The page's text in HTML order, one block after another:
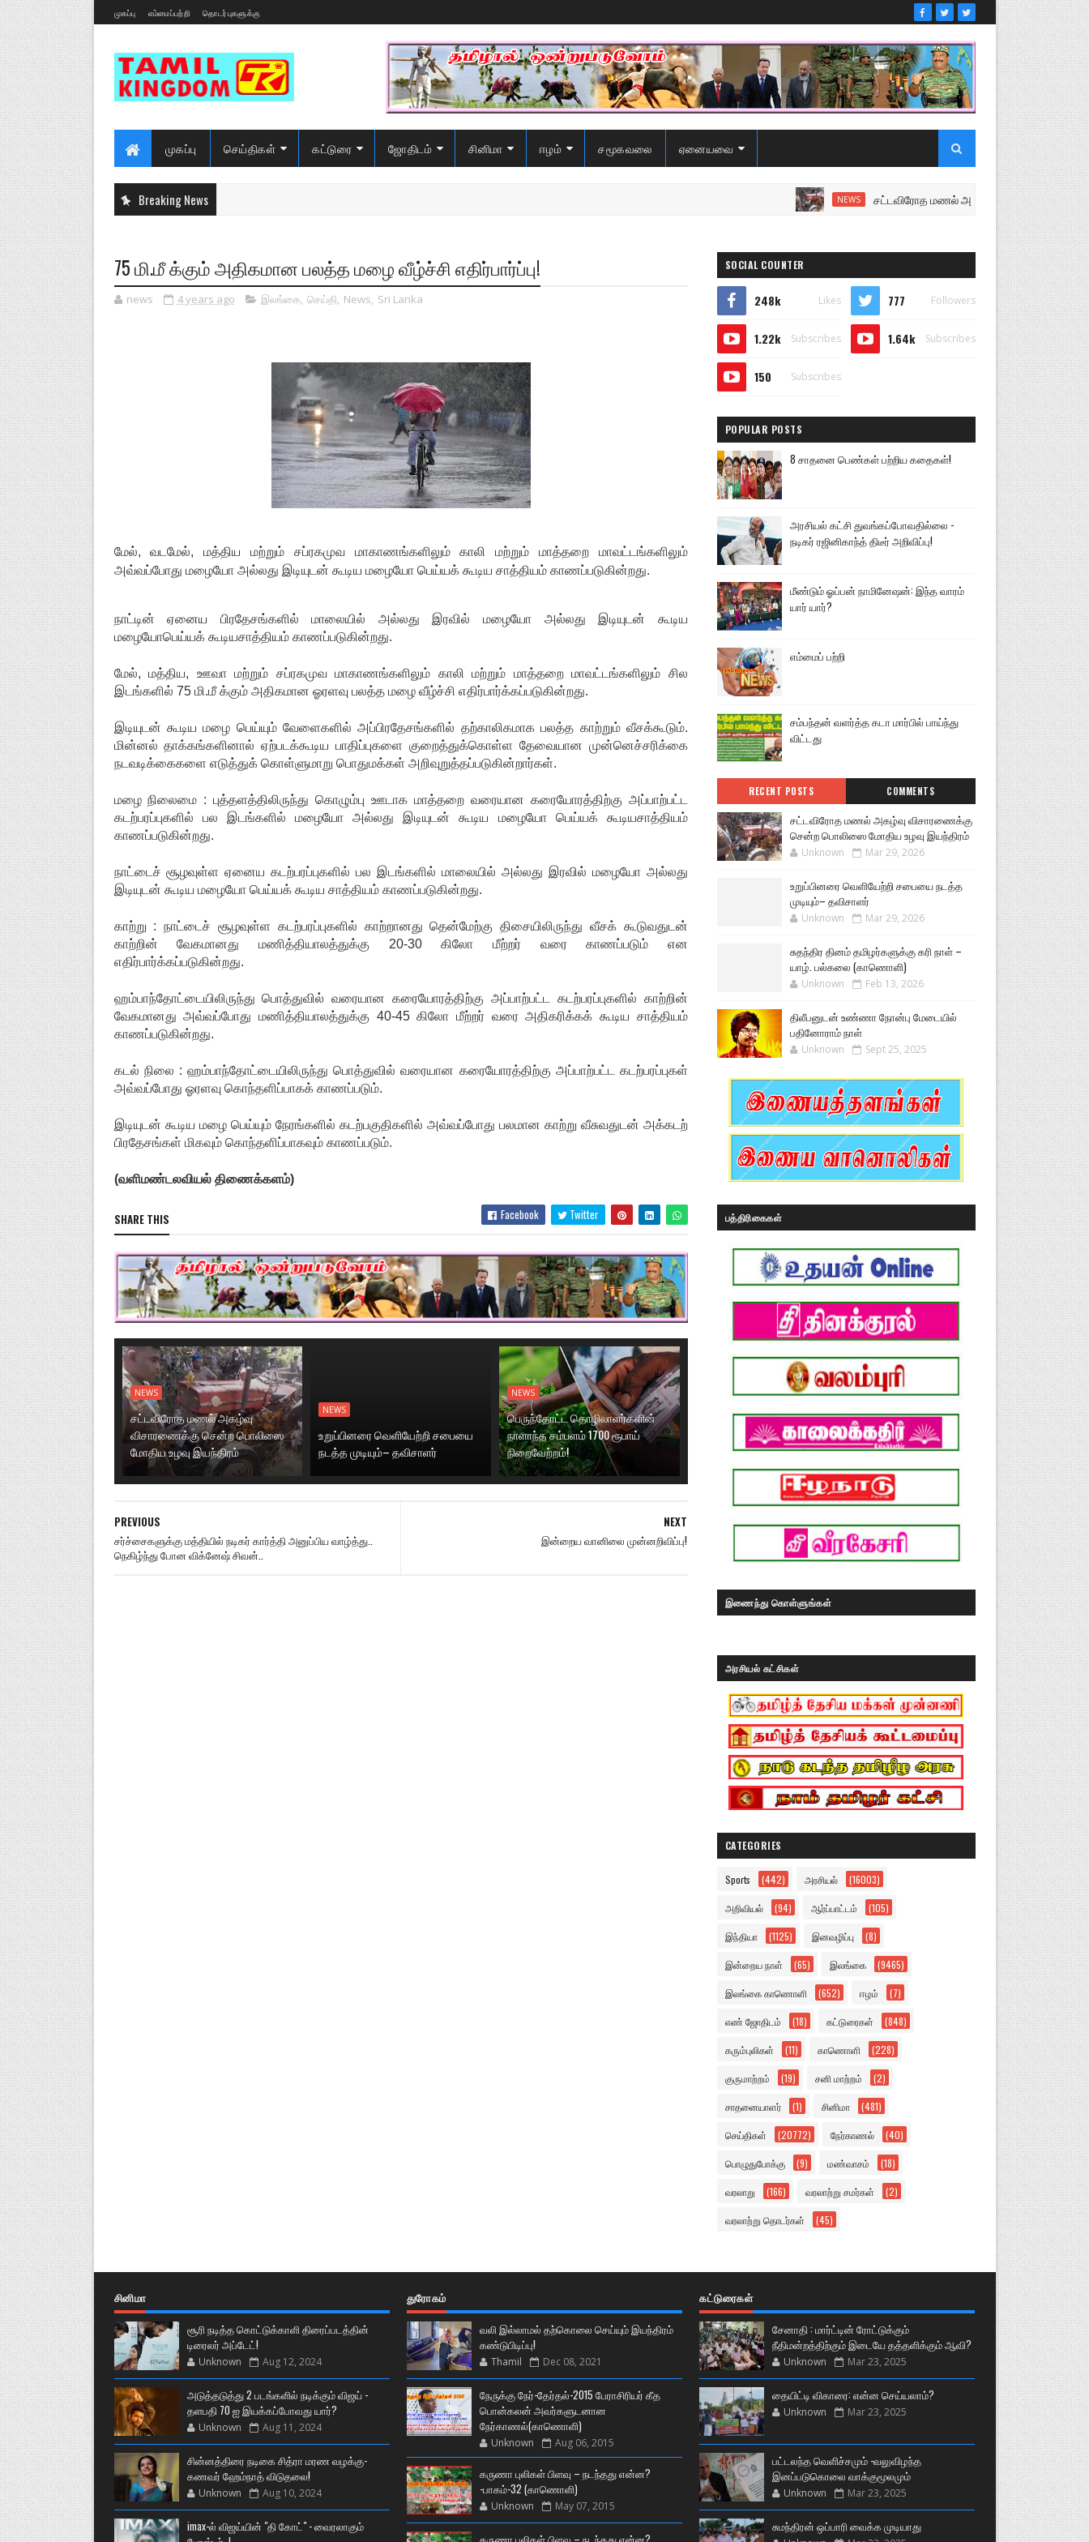
முகப்பு எம்மைப்பற்றி தொடர்புகளுக்கு
முகப்பு செய்திகள் கட்டுரை ஜோதிடம் சினிமா ஈழம் சமூகவலை ஏனையவை
Breaking News NEWS சட்டவிரோத மணல் அகழ்வு விசாரணைக்கு சென்ற
75 மி.மீ க்கும் அதிகமான பலத்த மழை வீழ்ச்சி எதிர்பார்ப்பு!
news 4 years ago இலங்கை, செய்தி, News, Sri Lanka
மேல், வடமேல், மத்திய மற்றும் சப்ரகமுவ மாகாணங்களிலும் காலி மற்றும் மாத்தறை மாவட்டங்களிலும்
அவ்வப்போது மழையோ அல்லது இடியுடன் கூடிய மழையோ பெய்யக் கூடிய சாத்தியம் காணப்படுகின்றது.
நாட்டின் ஏனைய பிரதேசங்களில் மாலையில் அல்லது இரவில் மழையோ அல்லது இடியுடன் கூடிய
மழையோபெய்யக் கூடியசாத்தியம் காணப்படுகின்றது.
மேல், மத்திய, ஊவா மற்றும் சப்ரகமுவ மாகாணங்களிலும் காலி மற்றும் மாத்தறை மாவட்டங்களிலும் சில
இடங்களில் 75 மி.மீ க்கும் அதிகமான ஓரளவு பலத்த மழை வீழ்ச்சி எதிர்பார்க்கப்படுகின்றது.
இடியுடன் கூடிய மழை பெய்யும் வேளைகளில் அப்பிரதேசங்களில் தற்காலிகமாக பலத்த காற்றும் வீசக்கூடும்.
மின்னல் தாக்கங்களினால் ஏற்படக்கூடிய பாதிப்புகளை குறைத்துக்கொள்ள தேவையான முன்னெச்சரிக்கை
நடவடிக்கைகளை எடுத்துக் கொள்ளுமாறு பொதுமக்கள் அறிவுறுத்தப்படுகின்றார்கள்.
மழை நிலைமை : புத்தளத்திலிருந்து கொழும்பு ஊடாக மாத்தறை வரையான கரையோரத்திற்கு அப்பாற்பட்ட
கடற்பரப்புகளில் பல இடங்களில் மழையோ அல்லது இடியுடன் கூடிய மழையோ பெய்யக் கூடியசாத்தியம்
காணப்படுகின்றது.
நாட்டைச் சூழவுள்ள ஏனைய கடற்பரப்புகளில் பல இடங்களில் மாலையில் அல்லது இரவில் மழையோ அல்லது
இடியுடன் கூடிய மழையோ பெய்யக் கூடிய சாத்தியம் காணப்படுகின்றது.
காற்று : நாட்டைச் சூழவுள்ள கடற்பரப்புகளில் காற்றானது தென்மேற்கு திசையிலிருந்து வீசக் கூடுவதுடன்
காற்றின் வேகமானது மணித்தியாலத்துக்கு 20-30 கிலோ மீற்றர் வரை காணப்படும் என
எதிர்பார்க்கப்படுகின்றது.
ஹம்பாந்தோட்டையிலிருந்து பொத்துவில் வரையான கரையோரத்திற்கு அப்பாற்பட்ட கடற்பரப்புகளில் காற்றின்
வேகமானது அவ்வப்போது மணித்தியாலத்துக்கு 40-45 கிலோ மீற்றர் வரை அதிகரிக்கக் கூடிய சாத்தியம்
காணப்படுகின்றது.
கடல் நிலை : ஹம்பாந்தோட்டையிலிருந்து பொத்துவில் வரையான கரையோரத்திற்கு அப்பாற்பட்ட கடற்பரப்புகள்
அவ்வப்போது ஓரளவு கொந்தளிப்பாகக் காணப்படும்.
இடியுடன் கூடிய மழை பெய்யும் நேரங்களில் கடற்பகுதிகளில் அவ்வப்போது பலமான காற்று வீசுவதுடன் அக்கடற்
பிரதேசங்கள் மிகவும் கொந்தளிப்பாகவும் காணப்படும்.
(வளிமண்டலவியல் திணைக்களம்)
SHARE THIS Facebook Twitter
NEWS
சட்டவிரோத மணல் அகழ்வு
விசாரணைக்கு சென்ற பொலிஸை
மோதிய உழவு இயந்திரம்
NEWS
உறுப்பினரை வெளியேற்றி சபையை
நடத்த முடியும்– தவிசாளர்
NEWS
பெருந்தோட்ட தொழிலாளர்களின்
நாளாந்த சம்பளம் 1700 ரூபாய்
நிறைவேற்றம்!
NEXT
இன்றைய வானிலை முன்னறிவிப்பு!
PREVIOUS
சர்ச்சைகளுக்கு மத்தியில் நடிகர் கார்த்தி அனுப்பிய வாழ்த்து..
நெகிழ்ந்து போன விக்னேஷ் சிவன்..
SOCIAL COUNTER
248k Likes 777 Followers
1.22k Subscribes 1.64k Subscribes
150 Subscribes
POPULAR POSTS
8 சாதனை பெண்கள் பற்றிய கதைகள்!
அரசியல் கட்சி துவங்கப்போவதில்லை -
நடிகர் ரஜினிகாந்த் திடீர் அறிவிப்பு!
மீண்டும் ஓப்பன் நாமினேஷன்: இந்த வாரம்
யார் யார்?
எம்மைப் பற்றி
சம்பந்தன் வளர்த்த கடா மார்பில் பாய்ந்து
விட்டது
RECENT POSTS COMMENTS
சட்டவிரோத மணல் அகழ்வு விசாரணைக்கு
சென்ற பொலிஸை மோதிய உழவு இயந்திரம்
Unknown Mar 29, 2026
உறுப்பினரை வெளியேற்றி சபையை நடத்த
முடியும்– தவிசாளர்
Unknown Mar 29, 2026
சுதந்திர தினம் தமிழர்களுக்கு கரி நாள் –
யாழ். பல்கலை (காணொளி)
Unknown Feb 13, 2026
திலீபனுடன் உண்ணா நோன்பு மேடையில்
பதினோராம் நாள்
Unknown Sept 25, 2025
பத்திரிகைகள்
இணைந்து கொள்ளுங்கள்
அரசியல் கட்சிகள்
CATEGORIES
Sports (442) அரசியல் (16003)
அறிவியல் (94) ஆர்ப்பாட்டம் (105)
இந்தியா (1125) இனவழிப்பு (8)
இன்றைய நாள் (65) இலங்கை (9465)
இலங்கை காணொளி (652) ஈழம் (7)
எண் ஜோதிடம் (18) கட்டுரைகள் (848)
கரும்புலிகள் (11) காணொளி (228)
குருமாற்றம் (19) சனி மாற்றம் (2)
சாதனையாளர் (1) சினிமா (481)
செய்திகள் (20772) நேர்காணல் (40)
பொழுதுபோக்கு (9) மண்வாசம் (18)
வரலாறு (166) வரலாற்று சமர்கள் (2)
வரலாற்று தொடர்கள் (45)
சினிமா
சூரி நடித்த கொட்டுக்காளி திரைப்படத்தின்
டிரைலர் அப்டேட்!
Unknown Aug 12, 2024
அடுத்தடுத்து 2 படங்களில் நடிக்கும் விஜய் -
தளபதி 70 ஐ இயக்கப்போவது யார்?
Unknown Aug 11, 2024
சின்னத்திரை நடிகை சித்ரா மரண வழக்கு-
கணவர் ஹேம்நாத் விடுதலை!
Unknown Aug 10, 2024
imax-ல் விஜய்யின் "தி கோட்" - வைரலாகும்
துரோகம்
வலி இல்லாமல் தற்கொலை செய்யும் இயந்திரம்
கண்டுபிடிப்பு!
Thamil Dec 08, 2021
நேருக்கு நேர்-தேர்தல்-2015 பேராசிரியர் கீத
பொன்கலன் அவர்களுடனான
நேர்காணல்(காணொளி)
Unknown Aug 06, 2015
கருணா புலிகள் பிளவு – நடந்தது என்ன?
-பாகம்-32 (காணொளி)
Unknown May 07, 2015
கருணா புலிகள் பிளவு – நடந்தது என்ன?
கட்டுரைகள்
சேனாதி : மார்ட்டின் ரோட்டுக்கும்
நீதிமன்றத்திற்கும் இடையே தத்தளிக்கும் ஆவி?
Unknown Mar 23, 2025
தையிட்டி விகாரை: என்ன செய்யலாம்?
Unknown Mar 23, 2025
பட்டலந்த வெளிச்சமும் -வலுவிழந்த
இனப்படுகொலை வாக்குமூலமும்
Unknown Mar 23, 2025
சுமந்திரன் ஒப்பாரி வைக்க முடியாது